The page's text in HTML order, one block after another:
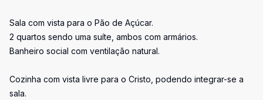
Sala com vista para o Pão de Açúcar.
2 quartos sendo uma suíte, ambos com armários.
Banheiro social com ventilação natural.
Cozinha com vista livre para o Cristo, podendo integrar-se a
sala.